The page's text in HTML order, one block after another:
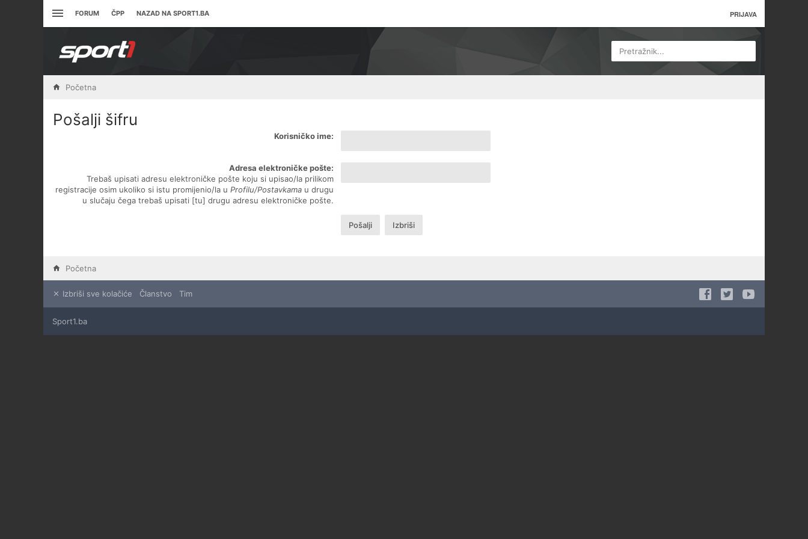
FORUM ČPP NAZAD NA SPORT1.BA PRIJAVA
Pretražnik...
Početna
Pošalji šifru
Korisničko ime:
Adresa elektroničke pošte:
Trebaš upisati adresu elektroničke pošte koju si upisao/la prilikom
registracije osim ukoliko si istu promijenio/la uProfilu/Postavkama u drugu
u slučaju čega trebaš upisati [tu] drugu adresu elektroničke pošte.
Početna
Izbriši sve kolačiće Članstvo Tim
Sport1.ba